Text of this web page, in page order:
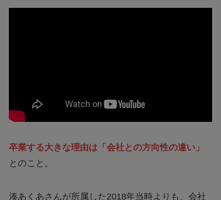
卒業する大きな理由は「会社との方向性の違い」
とのこと。
湊あくあさんが所属した2018年当時よりも、会社